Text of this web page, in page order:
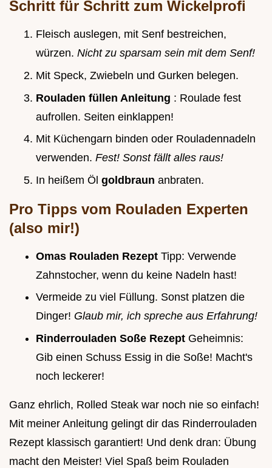
Schritt für Schritt zum Wickelprofi
Fleisch auslegen, mit Senf bestreichen,
würzen. Nicht zu sparsam sein mit dem Senf!
Mit Speck, Zwiebeln und Gurken belegen.
Rouladen füllen Anleitung : Roulade fest
aufrollen. Seiten einklappen!
Mit Küchengarn binden oder Rouladennadeln
verwenden. Fest! Sonst fällt alles raus!
In heißem Öl goldbraun anbraten.
Pro Tipps vom Rouladen Experten
(also mir!)
Omas Rouladen Rezept Tipp: Verwende
Zahnstocher, wenn du keine Nadeln hast!
Vermeide zu viel Füllung. Sonst platzen die
Dinger! Glaub mir, ich spreche aus Erfahrung!
Rinderrouladen Soße Rezept Geheimnis:
Gib einen Schuss Essig in die Soße! Macht's
noch leckerer!
Ganz ehrlich, Rolled Steak war noch nie so einfach!
Mit meiner Anleitung gelingt dir das Rinderrouladen
Rezept klassisch garantiert! Und denk dran: Übung
macht den Meister! Viel Spaß beim Rouladen